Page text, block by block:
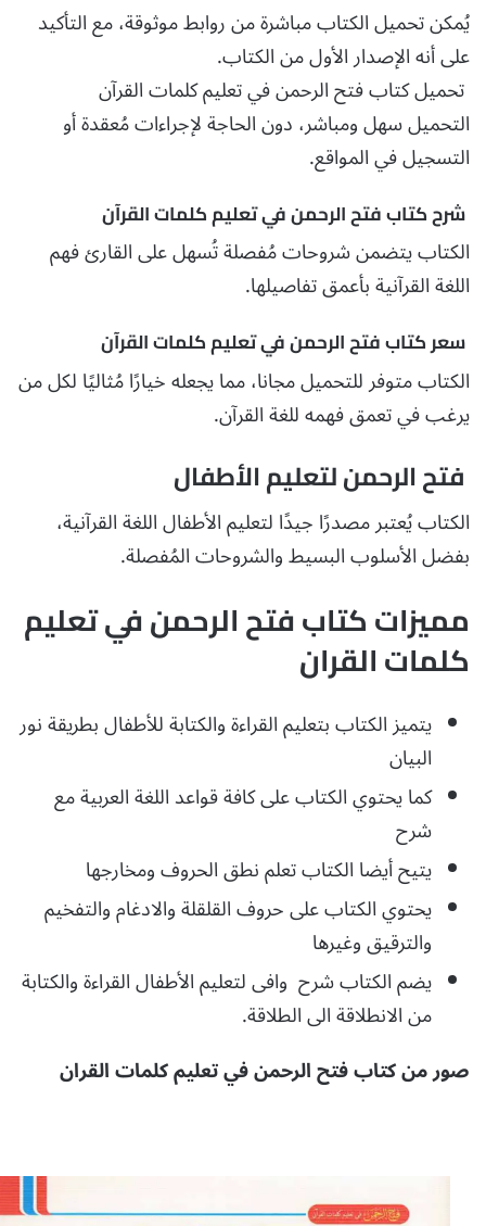
يُمكن تحميل الكتاب مباشرة من روابط موثوقة، مع التأكيد
على أنه الإصدار الأول من الكتاب.
تحميل كتاب فتح الرحمن في تعليم كلمات القرآن
التحميل سهل ومباشر، دون الحاجة لإجراءات مُعقدة أو
التسجيل في المواقع.
شرح كتاب فتح الرحمن في تعليم كلمات القرآن
الكتاب يتضمن شروحات مُفصلة تُسهل على القارئ فهم
اللغة القرآنية بأعمق تفاصيلها.
سعر كتاب فتح الرحمن في تعليم كلمات القرآن
الكتاب متوفر للتحميل مجانا، مما يجعله خيارًا مُثاليًا لكل من
يرغب في تعمق فهمه للغة القرآن.
فتح الرحمن لتعليم الأطفال
الكتاب يُعتبر مصدرًا جيدًا لتعليم الأطفال اللغة القرآنية،
بفضل الأسلوب البسيط والشروحات المُفصلة.
مميزات كتاب فتح الرحمن في تعليم
كلمات القران
يتميز الكتاب بتعليم القراءة والكتابة للأطفال بطريقة نور
البيان
كما يحتوي الكتاب على كافة قواعد اللغة العربية مع
شرح
يتيح أيضا الكتاب تعلم نطق الحروف ومخارجها
يحتوي الكتاب على حروف القلقلة والادغام والتفخيم
والترقيق وغيرها
يضم الكتاب شرح وافى لتعليم الأطفال القراءة والكتابة
من الانطلاقة الى الطلاقة.
صور من كتاب فتح الرحمن في تعليم كلمات القران